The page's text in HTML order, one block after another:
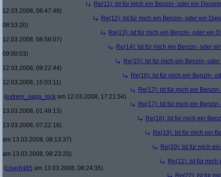
Re(11): Ist für mich ein Benzin- oder ein
12.03.2008, 08:47:48)
Re(12): Ist für mich ein Benzin- oder ein
08:53:20)
Re(13): Ist für mich ein Benzin- oder ein
12.03.2008, 08:56:07)
Re(14): Ist für mich ein Benzin- oder
09:00:03)
Re(15): Ist für mich ein Benzin-
12.03.2008, 09:22:44)
Re(16): Ist für mich ein Benzin-
12.03.2008, 15:03:11)
Re(17): Ist für mich ein
(extrem_oaga_nick am 12.03.2008, 17:21:54)
Re(17): Ist für mich ein
13.03.2008, 01:49:13)
Re(18): Ist für mich ein
13.03.2008, 07:22:16)
Re(19): Ist für mich ein
am 13.03.2008, 08:13:37)
Re(20): Ist für mich
am 13.03.2008, 08:23:20)
Re(21): Ist für
(User6465 am 13.03.2008, 08:24:35)
Re(22): Ist für